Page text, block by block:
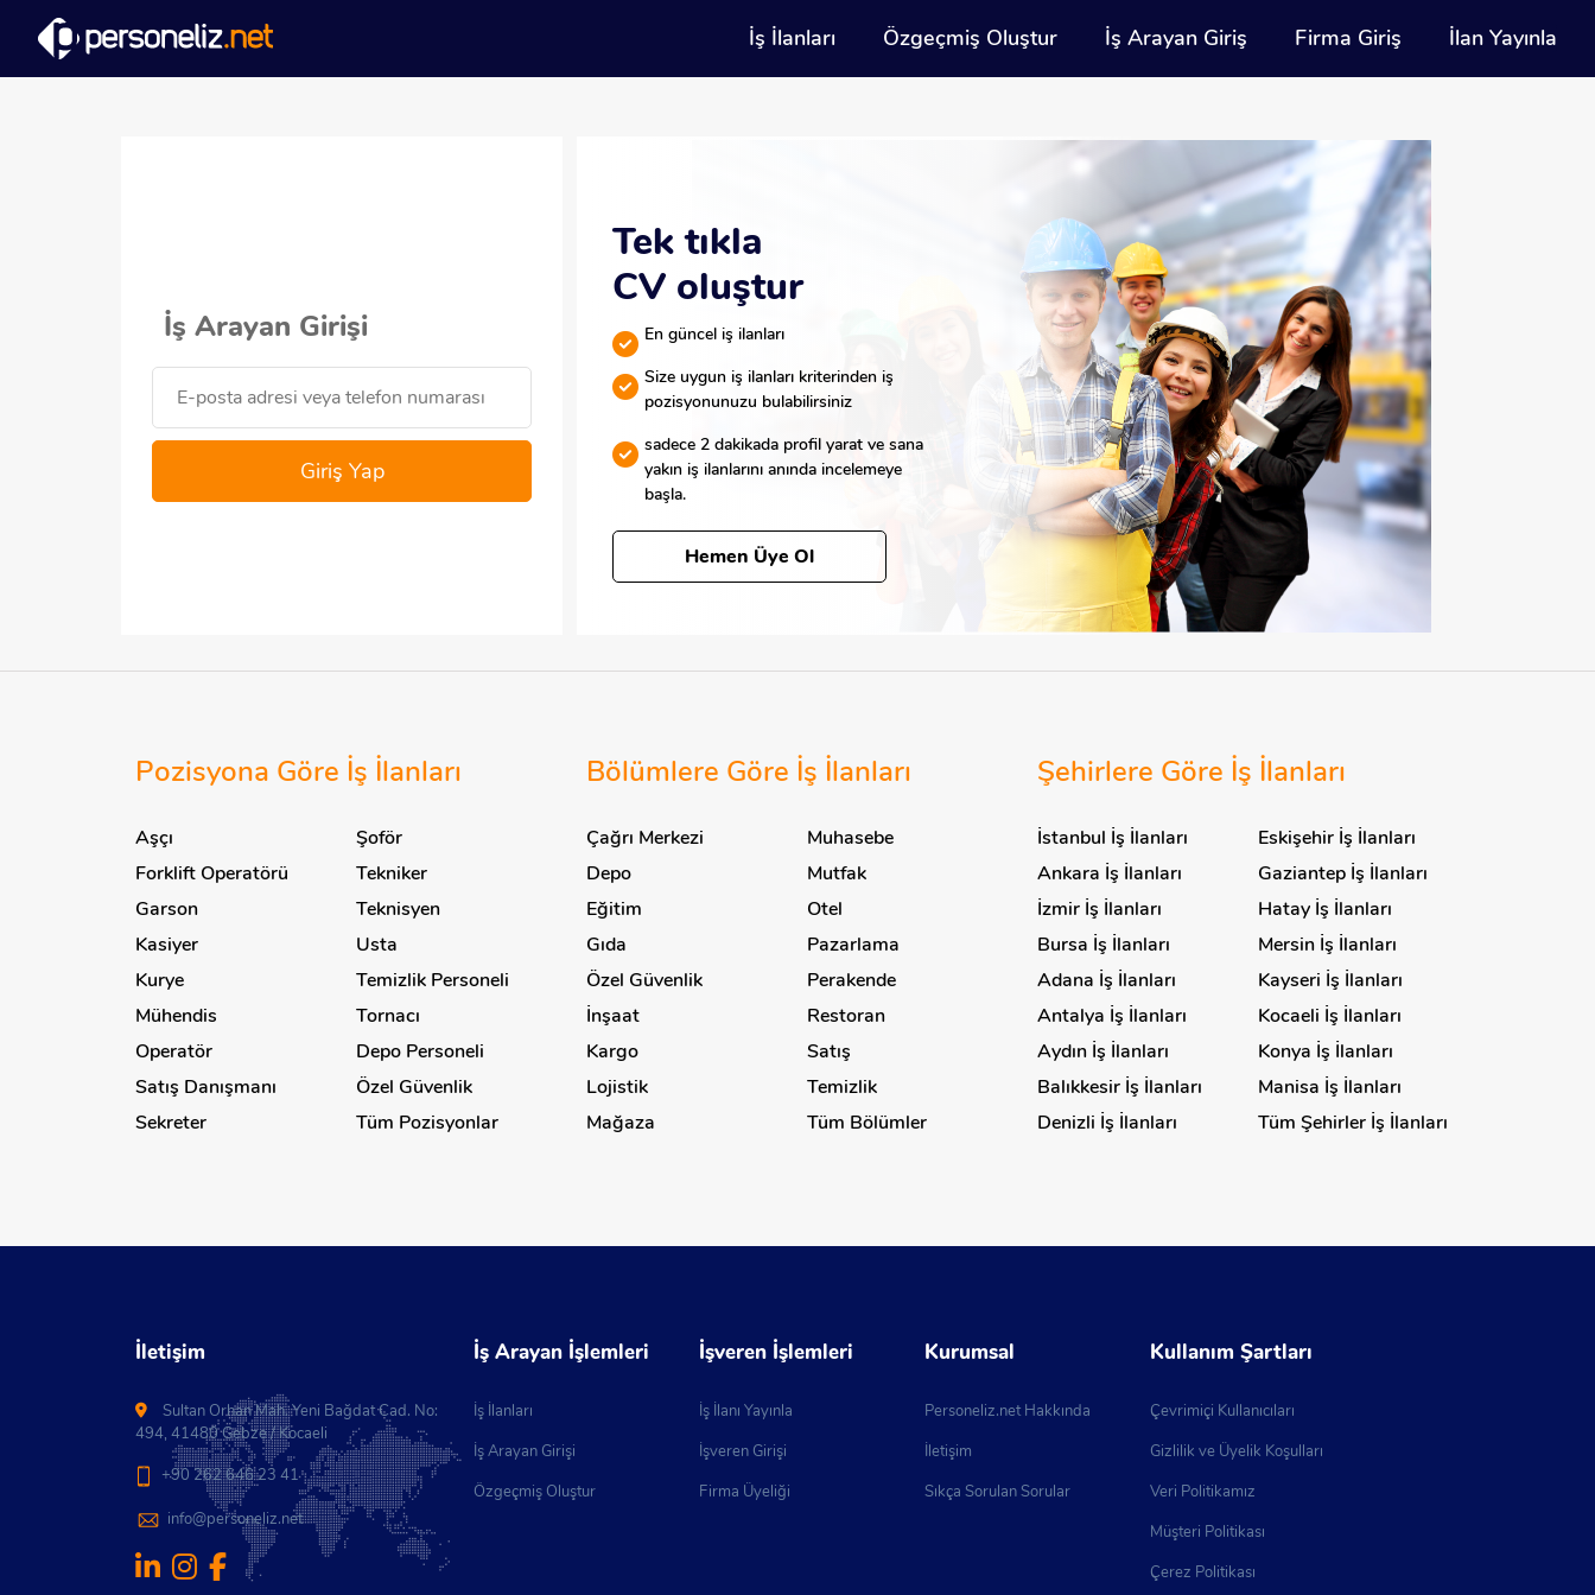
İş İlanları Özgeçmiş Oluştur İş Arayan Giriş Firma Giriş İlan Yayınla
İş Arayan Girişi
Tek tıkla
CV oluştur
En güncel iş ilanları
Size uygun iş ilanları kriterinden iş
pozisyonunuzu bulabilirsiniz
sadece 2 dakikada profil yarat ve sana
yakın iş ilanlarını anında incelemeye
başla.
Hemen Üye Ol
Pozisyona Göre İş İlanları
Aşçı
Forklift Operatörü
Garson
Kasiyer
Kurye
Mühendis
Operatör
Satış Danışmanı
Sekreter
Şoför
Tekniker
Teknisyen
Usta
Temizlik Personeli
Tornacı
Depo Personeli
Özel Güvenlik
Tüm Pozisyonlar
Bölümlere Göre İş İlanları
Çağrı Merkezi
Depo
Eğitim
Gıda
Özel Güvenlik
İnşaat
Kargo
Lojistik
Mağaza
Muhasebe
Mutfak
Otel
Pazarlama
Perakende
Restoran
Satış
Temizlik
Tüm Bölümler
Şehirlere Göre İş İlanları
İstanbul İş İlanları
Ankara İş İlanları
İzmir İş İlanları
Bursa İş İlanları
Adana İş İlanları
Antalya İş İlanları
Aydın İş İlanları
Balıkkesir İş İlanları
Denizli İş İlanları
Eskişehir İş İlanları
Gaziantep İş İlanları
Hatay İş İlanları
Mersin İş İlanları
Kayseri İş İlanları
Kocaeli İş İlanları
Konya İş İlanları
Manisa İş İlanları
Tüm Şehirler İş İlanları
İletişim
Sultan Orhan Mah. Yeni Bağdat Cad. No:
494, 41480 Gebze / Kocaeli
+90 262 646 23 41
info@personeliz.net
İş Arayan İşlemleri
İş İlanları
İş Arayan Girişi
Özgeçmiş Oluştur
İşveren İşlemleri
İş İlanı Yayınla
İşveren Girişi
Firma Üyeliği
Kurumsal
Personeliz.net Hakkında
İletişim
Sıkça Sorulan Sorular
Kullanım Şartları
Çevrimiçi Kullanıcıları
Gizlilik ve Üyelik Koşulları
Veri Politikamız
Müşteri Politikası
Çerez Politikası